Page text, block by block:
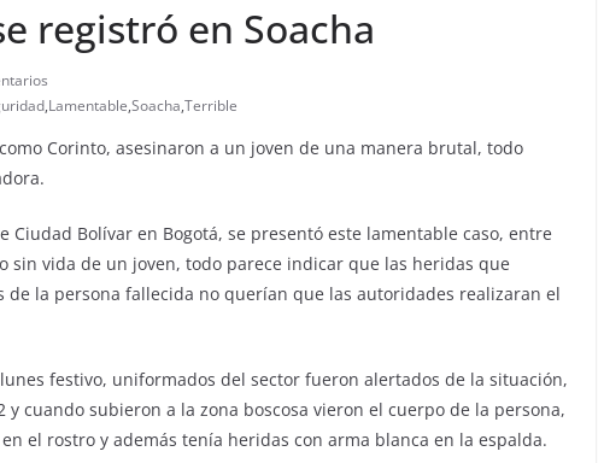
registró en Soacha
,Lamentable,Soacha,Terrible
Corinto, asesinaron a un joven de una manera brutal, todo
Ciudad Bolívar en Bogotá, se presentó este lamentable caso, entre
sin vida de un joven, todo parece indicar que las heridas que
de la persona fallecida no querían que las autoridades realizaran el
festivo, uniformados del sector fueron alertados de la situación,
cuando subieron a la zona boscosa vieron el cuerpo de la persona,
el rostro y además tenía heridas con arma blanca en la espalda.